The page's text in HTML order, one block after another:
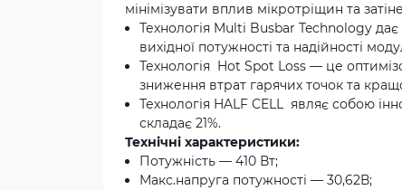
мінімізувати вплив мікротріщин та
Технологія Multi Busbar Technology
вихідної потужності та надійності
Технологія Hot Spot Loss — це
зниження втрат гарячих точок та
Технологія HALF CELL являє собою
складає 21%.
Технічні характеристики:
Потужність — 410 Вт;
Макс.напруга потужності — 30,62В;